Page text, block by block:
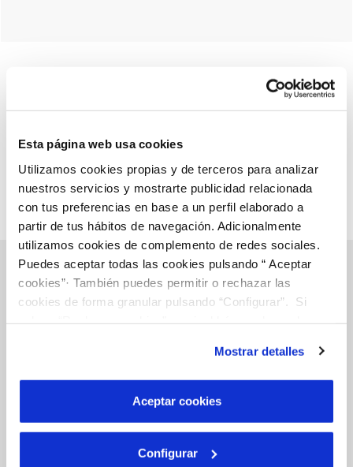
Esta página web usa cookies
Utilizamos cookies propias y de terceros para analizar
nuestros servicios y mostrarte publicidad relacionada
con tus preferencias en base a un perfil elaborado a
partir de tus hábitos de navegación. Adicionalmente
utilizamos cookies de complemento de redes sociales.
Puedes aceptar todas las cookies pulsando “ Aceptar
cookies”· También puedes permitir o rechazar las
cookies de forma granular pulsando “Configurar”. Si
son indispensables para que el sitio web funcione y que
por tanto no se pueden desactivar. Puedes consultar
más información en nuestraPolítica de Cookies
Mostrar detalles
Aceptar cookies
Configurar
Gestions en línia
MODIFICACIÓ DE DADES